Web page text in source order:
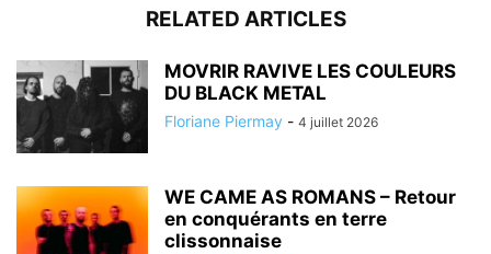
RELATED ARTICLES
MOVRIR RAVIVE LES COULEURS
DU BLACK METAL
Floriane Piermay - 4 juillet 2026
WE CAME AS ROMANS – Retour
en conquérants en terre
clissonnaise